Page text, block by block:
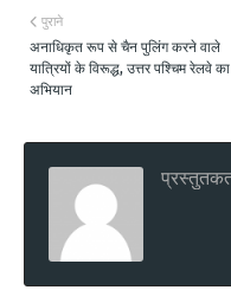
पुराने
अनाधिकृत रूप से चैन पुलिंग करने वाले
यात्रियों के विरूद्ध, उत्तर पश्चिम रेलवे का
अभियान